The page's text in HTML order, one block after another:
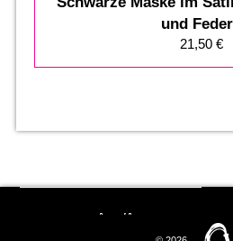
und
21,50 €